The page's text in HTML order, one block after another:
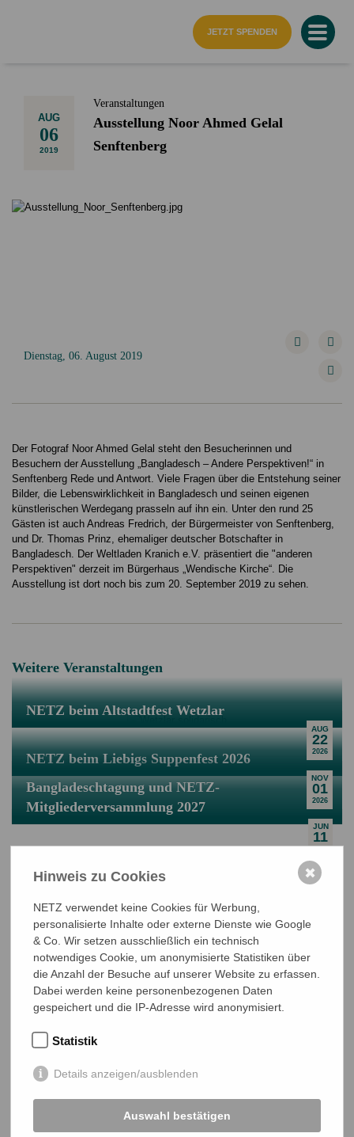
JETZT SPENDEN
AUG
06
2019
Veranstaltungen
Ausstellung Noor Ahmed Gelal
Senftenberg
Dienstag, 06. August 2019
Der Fotograf Noor Ahmed Gelal steht den Besucherinnen und
Besuchern der Ausstellung „Bangladesch – Andere Perspektiven!“ in
Senftenberg Rede und Antwort. Viele Fragen über die Entstehung seiner
Bilder, die Lebenswirklichkeit in Bangladesch und seinen eigenen
künstlerischen Werdegang prasseln auf ihn ein. Unter den rund 25
Gästen ist auch Andreas Fredrich, der Bürgermeister von Senftenberg,
und Dr. Thomas Prinz, ehemaliger deutscher Botschafter in
Bangladesch. Der Weltladen Kranich e.V. präsentiert die "anderen
Perspektiven" derzeit im Bürgerhaus „Wendische Kirche“. Die
Ausstellung ist dort noch bis zum 20. September 2019 zu sehen.
Weitere Veranstaltungen
AUG
22
2026
NETZ beim Altstadtfest Wetzlar
NOV
01
2026
NETZ beim Liebigs Suppenfest 2026
JUN
11
2027
Bangladeschtagung und NETZ-
Mitgliederversammlung 2027
NETZ Partnerschaft für Entwicklung und Gerechtigkeit e.V.
Marktlaubenstraße 9
35390 Gießen
Germany
Telefon 0641 - 26 555 600
netz@bangladesch.org
Hinweis zu Cookies
NETZ verwendet keine Cookies für Werbung,
personalisierte Inhalte oder externe Dienste wie Google
& Co. Wir setzen ausschließlich ein technisch
notwendiges Cookie, um anonymisierte Statistiken über
die Anzahl der Besuche auf unserer Website zu erfassen.
Dabei werden keine personenbezogenen Daten
gespeichert und die IP-Adresse wird anonymisiert.
Statistik
Details anzeigen/ausblenden
Auswahl bestätigen
✖